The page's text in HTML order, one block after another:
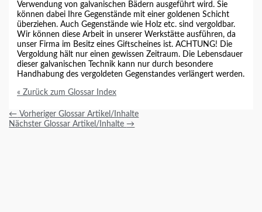
Verwendung von galvanischen Bädern ausgeführt wird. Sie
können dabei Ihre Gegenstände mit einer goldenen Schicht
überziehen. Auch Gegenstände wie Holz etc. sind vergoldbar.
Wir können diese Arbeit in unserer Werkstätte ausführen, da
unser Firma im Besitz eines Giftscheines ist. ACHTUNG! Die
Vergoldung hält nur einen gewissen Zeitraum. Die Lebensdauer
dieser galvanischen Technik kann nur durch besondere
Handhabung des vergoldeten Gegenstandes verlängert werden.
« Zurück zum Glossar Index
← Vorheriger Glossar Artikel/Inhalte
Nächster Glossar Artikel/Inhalte→